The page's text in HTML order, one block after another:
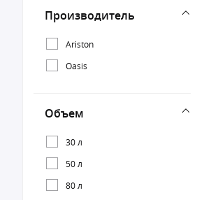
Производитель
Ariston
Oasis
Объем
30 л
50 л
80 л